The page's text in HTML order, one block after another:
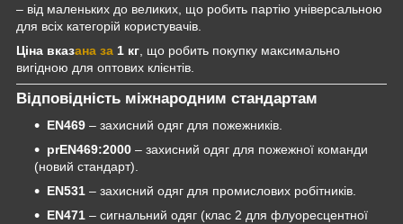
– від маленьких до великих, що робить партію універсальною
для всіх категорій користувачів.
Ціна вказана за 1 кг , що робить покупку максимально
вигідною для оптових клієнтів.
Відповідність міжнародним стандартам
EN469 – захисний одяг для пожежників.
prEN469:2000 – захисний одяг для пожежної команди
(новий стандарт).
EN531 – захисний одяг для промислових робітників.
EN471 – сигнальний одяг (клас 2 для флуоресцентної